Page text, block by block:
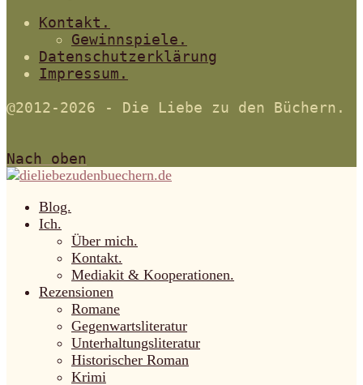
Kontakt.
Gewinnspiele.
Datenschutzerklärung
Impressum.
@2012-2026 - Die Liebe zu den Büchern.
Nach oben
Blog.
Ich.
Über mich.
Kontakt.
Mediakit & Kooperationen.
Rezensionen
Romane
Gegenwartsliteratur
Unterhaltungsliteratur
Historischer Roman
Krimi